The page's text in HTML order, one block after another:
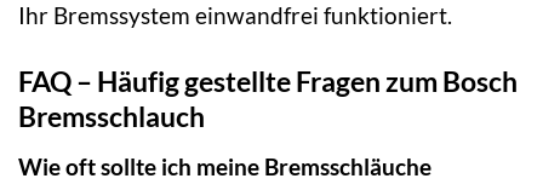
Ihr Bremssystem einwandfrei funktioniert.
FAQ – Häufig gestellte Fragen zum Bosch
Bremsschlauch
Wie oft sollte ich meine Bremsschläuche